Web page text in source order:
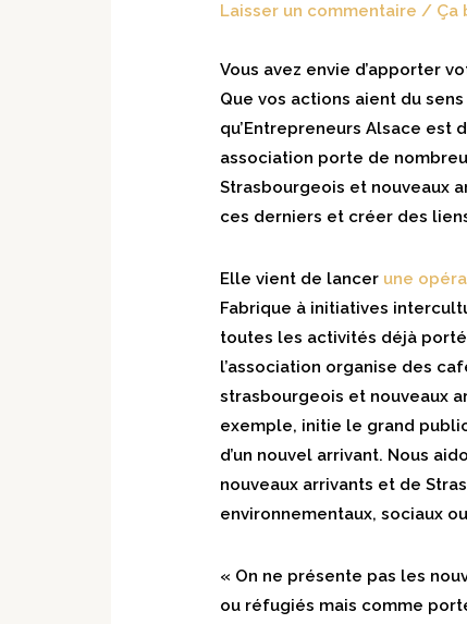
Laisser un commentaire / Ça
Vous avez envie d’apporter
Que vos actions aient du
qu’Entrepreneurs Alsace est
association porte de
Strasbourgeois et nouveaux
ces derniers et créer des
Elle vient de lancer une
Fabrique à initiatives
toutes les activités déjà
l’association organise des
strasbourgeois et nouveaux
exemple, initie le grand
d’un nouvel arrivant. Nous
nouveaux arrivants et de
environnementaux, sociaux
« On ne présente pas les
ou réfugiés mais comme